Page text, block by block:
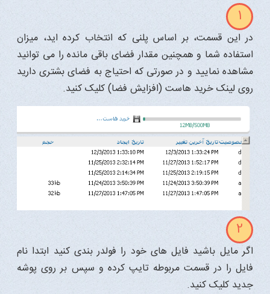
1
در این قسمت، بر اساس پلنی که انتخاب کرده اید، میزان
استفاده شما و همچنین مقدار فضای باقی مانده را می توانید
مشاهده نمایید و در صورتی که احتیاج به فضای بشتری دارید
روی لینک خرید هاست (افزایش فضا) کلیک کنید.
2
اگر مایل باشید فایل های خود را فولدر بندی کنید ابتدا نام
فایل را در قسمت مربوطه تایپ کرده و سپس بر روی پوشه
جدید کلیک کنید.